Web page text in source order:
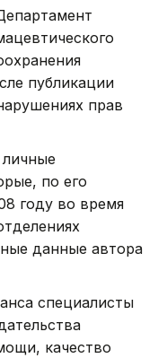
публикации
прав
по его
году во время
данные автора
специалисты
качество